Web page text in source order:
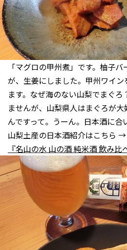
「マグロの甲州煮」です。柚子
が、生姜にしました。甲州ワイン
ます。なぜ海のない山梨でまぐ
ませんが、山梨県人はまぐろが
んですって。うーん。日本酒に合
山梨土産の日本酒紹介はこちら →
『名山の水 山の酒 純米酒 飲み比